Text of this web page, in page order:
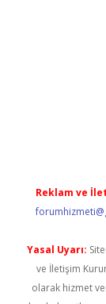
Reklam ve
Yasal Uyarı:
ve İletişim
olarak hizmet